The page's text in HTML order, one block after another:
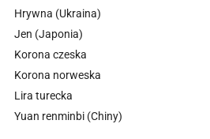
Hrywna (Ukraina)
Jen (Japonia)
Korona czeska
Korona norweska
Lira turecka
Yuan renminbi (Chiny)